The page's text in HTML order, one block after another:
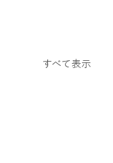
すべて表示